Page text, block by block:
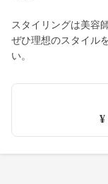
スタイリングは美容
ぜひ理想のスタイル
い。
¥